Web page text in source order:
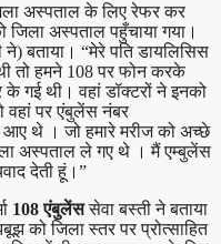
अस्पताल के लिए रेफर कर
अस्पताल पहुँचाया गया।
ने) बताया। “मेरे पति डायलिसिस
हमने 108 पर फोन करके
गई थी। वहां डॉक्टरों ने इनको
वहां पर एंबुलेंस नंबर
आए थे । जो हमारे मरीज को अच्छे
अस्पताल ले गए थे । मैं एम्बुलेंस
देती हूं।”
108 एंबुलेंससेवा बस्ती ने बताया
को जिला स्तर पर प्रोत्साहित